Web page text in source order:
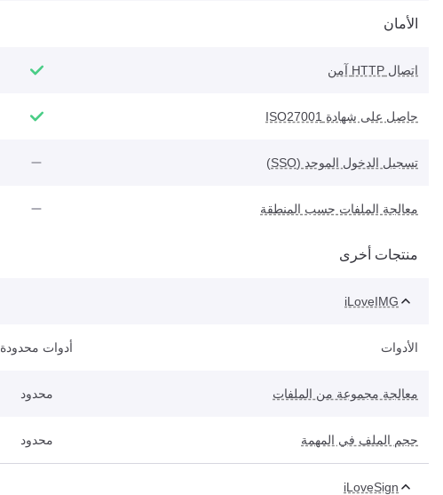
الأمان
اتصال HTTP آمن
حاصل على شهادة ISO27001
تسجيل الدخول الموحد (SSO)
معالجة الملفات حسب المنطقة
منتجات أخرى
iLoveIMG
الأدوات أدوات محدودة
معالجة مجموعة من الملفات محدود
حجم الملف في المهمة محدود
iLoveSign